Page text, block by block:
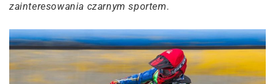
zainteresowania czarnym sportem.